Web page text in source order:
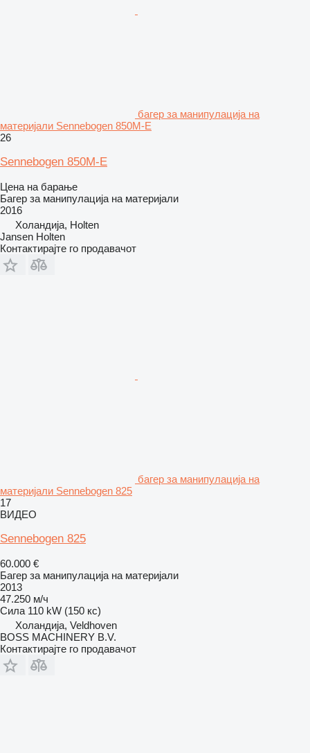
багер за манипулација на
материјали Sennebogen 850M-E
26
Sennebogen 850M-E
Цена на барање
Багер за манипулација на материјали
2016
Холандија, Holten
Jansen Holten
Контактирајте го продавачот
багер за манипулација на
материјали Sennebogen 825
17
ВИДЕО
Sennebogen 825
60.000 €
Багер за манипулација на материјали
2013
47.250 м/ч
Сила 110 kW (150 кс)
Холандија, Veldhoven
BOSS MACHINERY B.V.
Контактирајте го продавачот